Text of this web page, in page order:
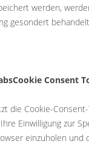
werden,
gesondert
Consent
die Cookie-
Einwilligung zur
einzuholen und